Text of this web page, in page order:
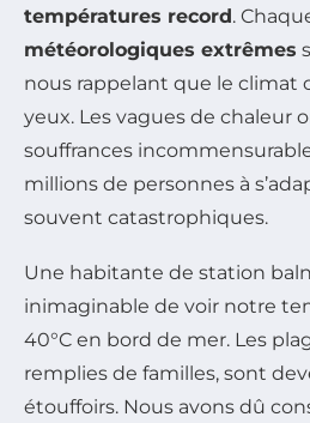
températures record.
météorologiques extrêmes
nous rappelant que le climat
yeux. Les vagues de chaleur
souffrances
millions de personnes à
souvent catastrophiques.
Une habitante de station
inimaginable de voir notre
40°C en bord de mer. Les
remplies de familles, sont
étouffoirs. Nous avons dû